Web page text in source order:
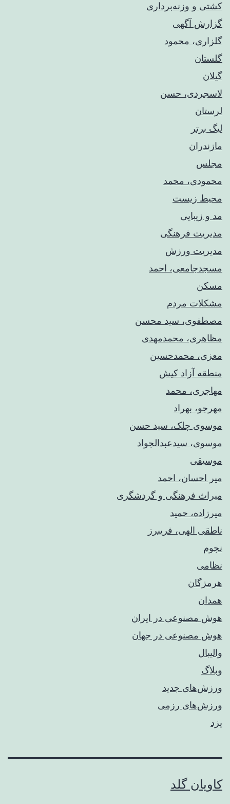
کشتی و وزنه‌برداری
گزارش آگهی
گلزاری، محمود
گلستان
گیلان
لاسجردی، حسن
لرستان
لیگ برتر
مازندران
مجلس
محمودی، محمد
محیط زیست
مد و زیبایی
مدیریت فرهنگی
مدیریت ورزش
مسجدجامعی، احمد
مسکن
مشکلات مردم
مصطفوی، سید محسن
مظاهری، محمدمهدی
معزی، محمدحسین
منطقه آزاد کیش
مهاجری، محمد
مهرجو، بهراد
موسوی چلک، سید حسن
موسوی، سیدعبدالجواد
موسیقی
میر احسان، احمد
میراث فرهنگی و گردشگری
میرزاده، حمید
ناطقی الهی، فریبرز
نجوم
نظامی
هرمزگان
همدان
هوش مصنوعی در ایران
هوش مصنوعی در جهان
والیبال
وبلاگ
ورزش‌های جدید
ورزش‌های رزمی
یزد
کاویان گلد